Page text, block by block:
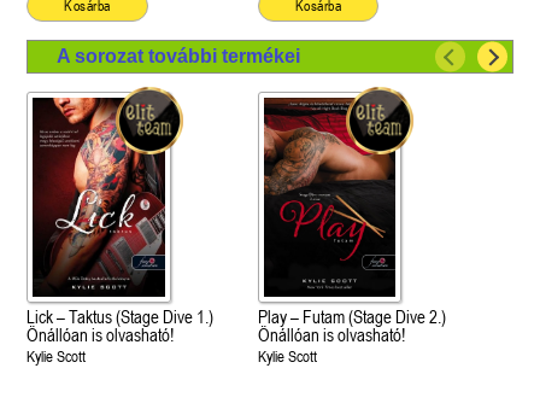
Kosárba Kosárba
A sorozat további termékei
Lick – Taktus (Stage Dive 1.)
Önállóan is olvasható!
Kylie Scott
Play – Futam (Stage Dive 2.)
Önállóan is olvasható!
Kylie Scott